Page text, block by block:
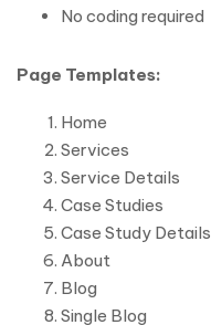
No coding required
Page Templates:
Home
Services
Service Details
Case Studies
Case Study Details
About
Blog
Single Blog